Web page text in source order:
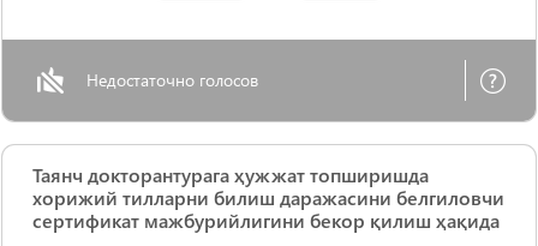
Недостаточно голосов
Таянч докторантурага ҳужжат топширишда
хорижий тилларни билиш даражасини белгиловчи
сертификат мажбурийлигини бекор қилиш ҳақида